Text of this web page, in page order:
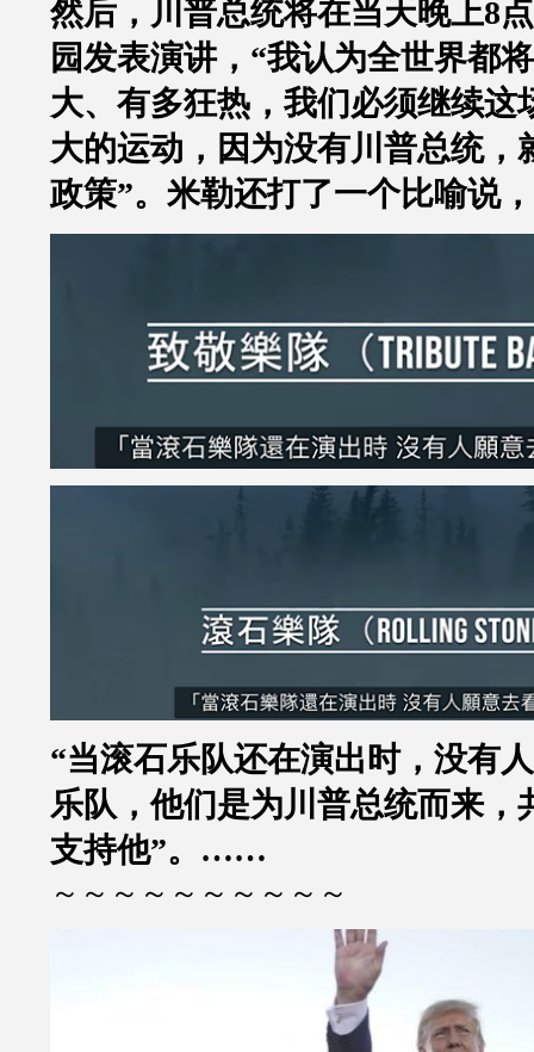
然后，川普总统将在当天晚上8点
园发表演讲， “我认为全世界都
大、有多狂热，我们必须继续这
大的运动，因为没有川普总统，
政策”。米勒还打了一个比喻说，
“当滚石乐队还在演出时，没有
乐队，他们是为川普总统而来，
支持他”。……
～～～～～～～～～～